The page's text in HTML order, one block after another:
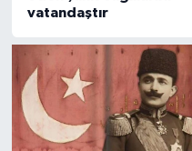
vatandaştır